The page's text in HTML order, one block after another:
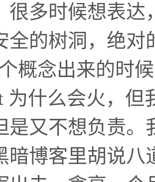
很多时候想表
全的树洞，绝对
概念出来的时
为什么会火，
是又不想负责。
暗博客里胡说八